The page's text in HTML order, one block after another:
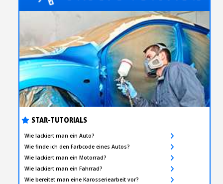
STAR-TUTORIALS
Wie lackiert man ein Auto?
Wie finde ich den Farbcode eines Autos?
Wie lackiert man ein Motorrad?
Wie lackiert man ein Fahrrad?
Wie bereitet man eine Karosseriearbeit vor?